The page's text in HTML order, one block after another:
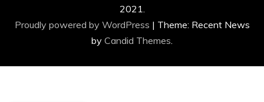
2021.
Proudly powered by WordPress | Theme: Recent News
by Candid Themes.